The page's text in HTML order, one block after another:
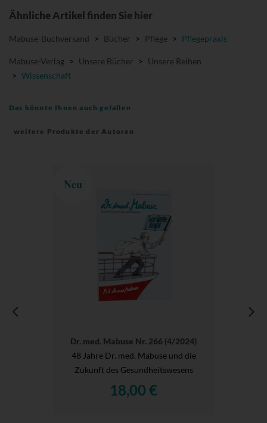
Ähnliche Artikel finden Sie hier
Mabuse-Buchversand > Bücher > Pflege > Pflegepraxis
Mabuse-Verlag > Unsere Bücher > Unsere Reihen
> Wissenschaft
Das könnte Ihnen auch gefallen
weitere Produkte der Autoren
Neu
Dr. med. Mabuse Nr. 266 (4/2024)
48 Jahre Dr. med. Mabuse und die
Zukunft des Gesundheitswesens
18,00 €